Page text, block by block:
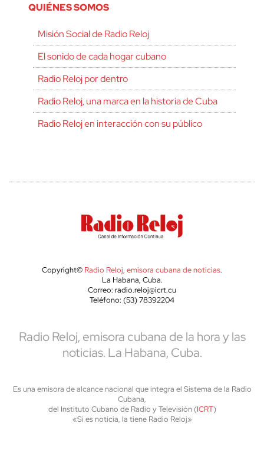
QUIÉNES SOMOS
Misión Social de Radio Reloj
El sonido de cada hogar cubano
Radio Reloj por dentro
Radio Reloj, una marca en la historia de Cuba
Radio Reloj en interacción con su público
Copyright© Radio Reloj, emisora cubana de noticias.
La Habana, Cuba.
Correo: radio.reloj@icrt.cu
Teléfono: (53) 78392204
Radio Reloj, emisora cubana de la hora y las
noticias. La Habana, Cuba.
Es una emisora de alcance nacional que integra el Sistema de la Radio
Cubana,
del Instituto Cubano de Radio y Televisión (ICRT)
«Si es noticia, la tiene Radio Reloj»